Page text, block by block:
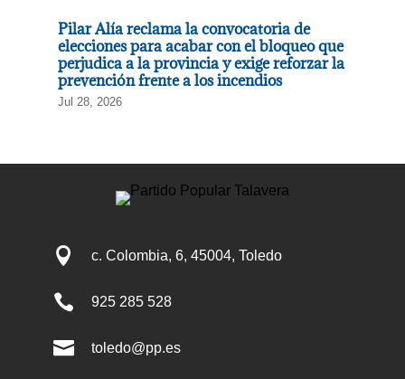
Pilar Alía reclama la convocatoria de
elecciones para acabar con el bloqueo que
perjudica a la provincia y exige reforzar la
prevención frente a los incendios
Jul 28, 2026
 c. Colombia, 6, 45004, Toledo
 925 285 528
 toledo@pp.es